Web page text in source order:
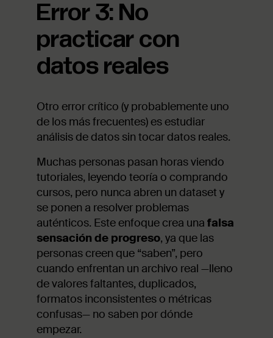
Error 3: No
practicar con
datos reales
Otro error crítico (y probablemente uno
de los más frecuentes) es estudiar
análisis de datos sin tocar datos reales.
Muchas personas pasan horas viendo
tutoriales, leyendo teoría o comprando
cursos, pero nunca abren un dataset y
se ponen a resolver problemas
auténticos. Este enfoque crea una falsa
sensación de progreso, ya que las
personas creen que “saben”, pero
cuando enfrentan un archivo real —lleno
de valores faltantes, duplicados,
formatos inconsistentes o métricas
confusas— no saben por dónde
empezar.